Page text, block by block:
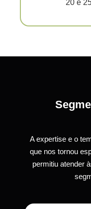
20 e
A expertise e o
que nos tornou
permitiu atender